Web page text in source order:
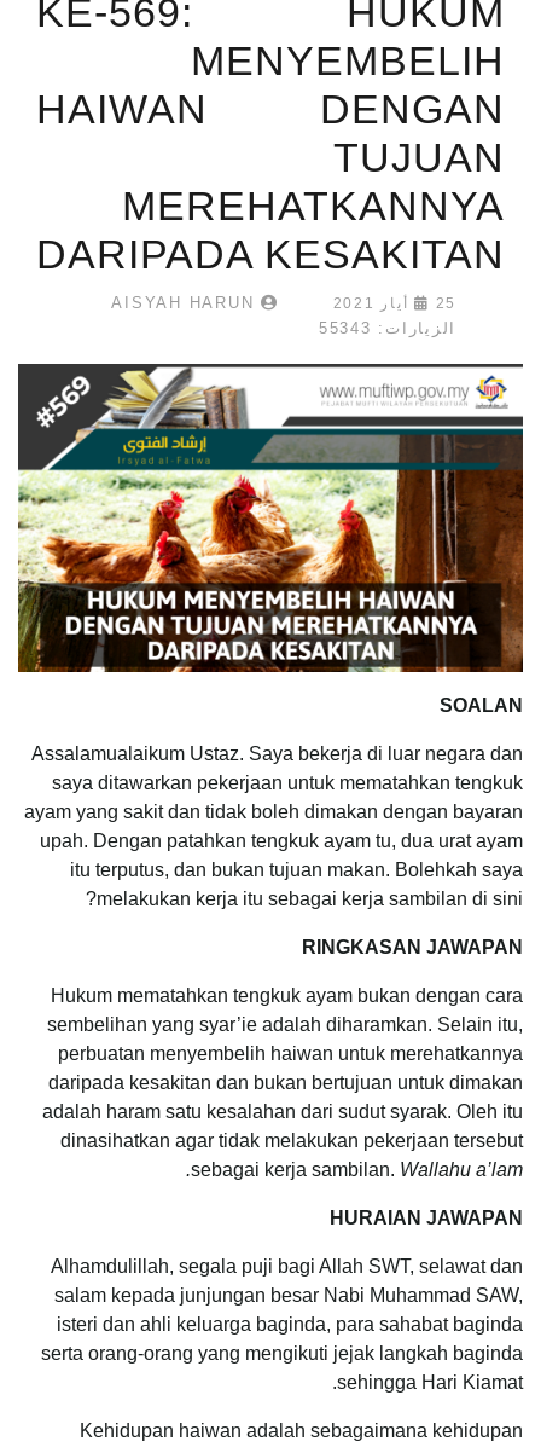
KE-569: HUKUM
MENYEMBELIH
HAIWAN DENGAN
TUJUAN
MEREHATKANNYA
DARIPADA KESAKITAN
25 أيار 2021
الزيارات: 55343
SOALAN
Assalamualaikum Ustaz. Saya bekerja di luar negara dan
saya ditawarkan pekerjaan untuk mematahkan tengkuk
ayam yang sakit dan tidak boleh dimakan dengan bayaran
upah. Dengan patahkan tengkuk ayam tu, dua urat ayam
itu terputus, dan bukan tujuan makan. Bolehkah saya
melakukan kerja itu sebagai kerja sambilan di sini?
RINGKASAN JAWAPAN
Hukum mematahkan tengkuk ayam bukan dengan cara
sembelihan yang syar’ie adalah diharamkan. Selain itu,
perbuatan menyembelih haiwan untuk merehatkannya
daripada kesakitan dan bukan bertujuan untuk dimakan
adalah haram satu kesalahan dari sudut syarak. Oleh itu
dinasihatkan agar tidak melakukan pekerjaan tersebut
sebagai kerja sambilan. Wallahu a’lam.
HURAIAN JAWAPAN
Alhamdulillah, segala puji bagi Allah SWT, selawat dan
salam kepada junjungan besar Nabi Muhammad SAW,
isteri dan ahli keluarga baginda, para sahabat baginda
serta orang-orang yang mengikuti jejak langkah baginda
sehingga Hari Kiamat.
Kehidupan haiwan adalah sebagaimana kehidupan